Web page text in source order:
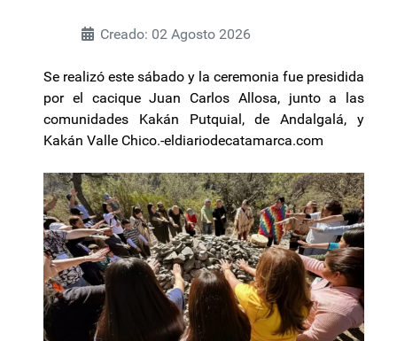
Creado: 02 Agosto 2026
Se realizó este sábado y la ceremonia fue presidida
por el cacique Juan Carlos Allosa, junto a las
comunidades Kakán Putquial, de Andalgalá, y
Kakán Valle Chico.-eldiariodecatamarca.com